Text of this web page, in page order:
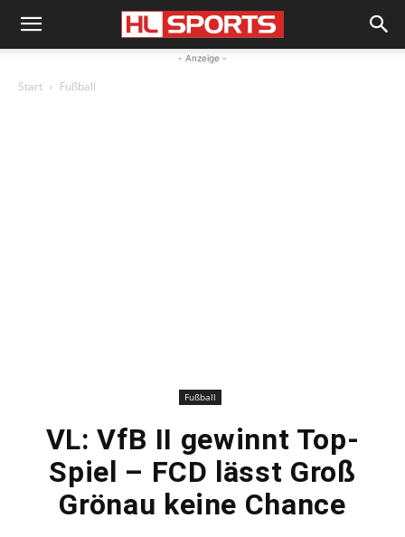
- Anzeige -
Start Fußball
Fußball
VL: VfB II gewinnt Top-
Spiel – FCD lässt Groß
Grönau keine Chance